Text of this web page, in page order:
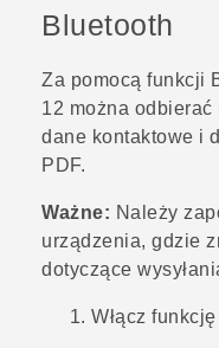
VIVERSE
POMOC
Urządzenia i
Bluetooth
Za pomocą funkcji
12 można
dane kontaktowe i
PDF.
Ważne: Należy
urządzenia, gdzie
dotyczące
Włącz funkcję